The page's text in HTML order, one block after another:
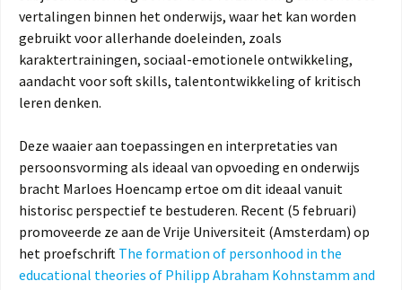
vertalingen binnen het onderwijs, waar het kan worden
gebruikt voor allerhande doeleinden, zoals
karaktertrainingen, sociaal-emotionele ontwikkeling,
aandacht voor soft skills, talentontwikkeling of kritisch
leren denken.
Deze waaier aan toepassingen en interpretaties van
persoonsvorming als ideaal van opvoeding en onderwijs
bracht Marloes Hoencamp ertoe om dit ideaal vanuit
historisc perspectief te bestuderen. Recent (5 februari)
promoveerde ze aan de Vrije Universiteit (Amsterdam) op
het proefschrift The formation of personhood in the
educational theories of Philipp Abraham Kohnstamm and